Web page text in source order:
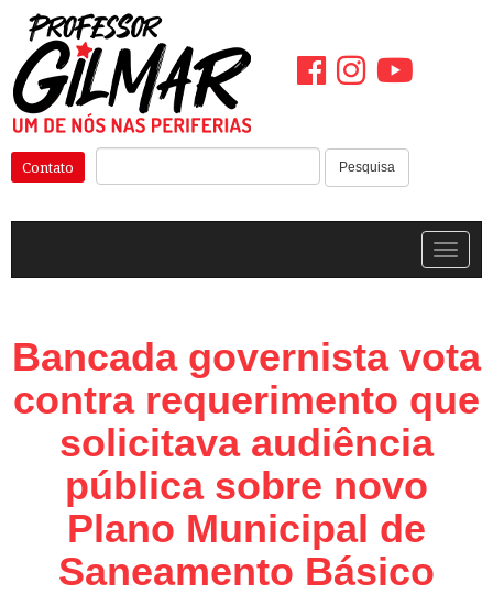
Pular
para
o
conteúdo
Pesquisa
Contato
Bancada governista vota
contra requerimento que
solicitava audiência
pública sobre novo
Plano Municipal de
Saneamento Básico